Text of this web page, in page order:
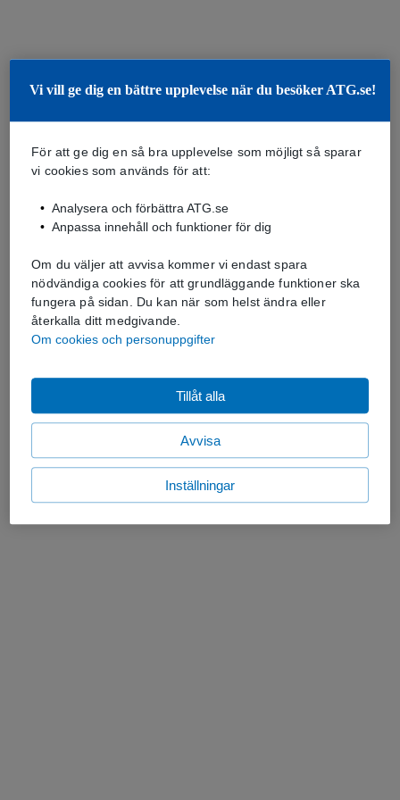
Vi vill ge dig en bättre upplevelse när du besöker ATG.se!
För att ge dig en så bra upplevelse som möjligt så sparar
vi cookies som används för att:
Analysera och förbättra ATG.se
Anpassa innehåll och funktioner för dig
Om du väljer att avvisa kommer vi endast spara
nödvändiga cookies för att grundläggande funktioner ska
fungera på sidan. Du kan när som helst ändra eller
återkalla ditt medgivande.
Om cookies och personuppgifter
Avvisa
Tillåt alla
Inställningar